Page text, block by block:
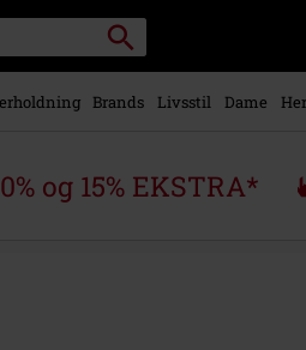
Søg
Brands Livsstil Dame
og 15% EKSTRA*